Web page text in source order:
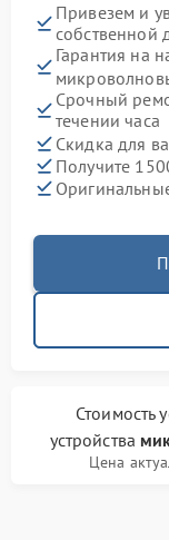
Привезем и
собственной
Гарантия на
Срочный
течении часа
Скидка для
Получите
Стоимость
устройства
Цена